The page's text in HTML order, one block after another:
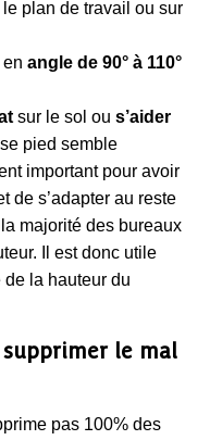
plan de travail ou sur
enangle de 90° à 110°
sur le sol ous’aider
pied semble
important pour avoir
de s’adapter au reste
majorité des bureaux
Il est donc utile
la hauteur du
le mal
pas 100% des